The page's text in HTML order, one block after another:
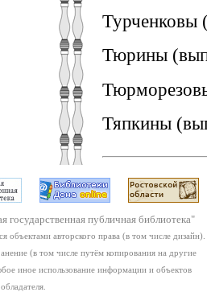
Турченковы
Тюрины
Тяпкины
публичная библиотека"
объектами авторского права (в том числе дизайн).
(в том числе путём копирования на другие
иное использование информации и объектов